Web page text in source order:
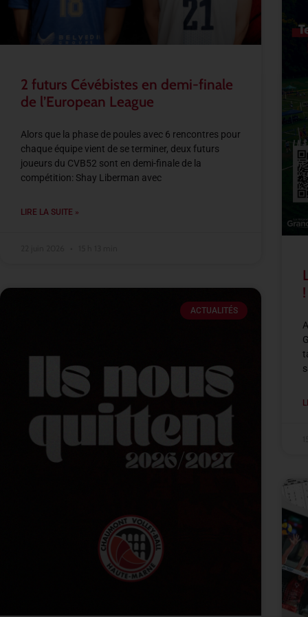
2 futurs Cévébistes en demi-finale
de l’European League
Alors que la phase de poules avec 6 rencontres pour
chaque équipe vient de se terminer, deux futurs
joueurs du CVB52 sont en demi-finale de la
compétition: Shay Liberman avec
LIRE LA SUITE »
!
ACTUALITÉS